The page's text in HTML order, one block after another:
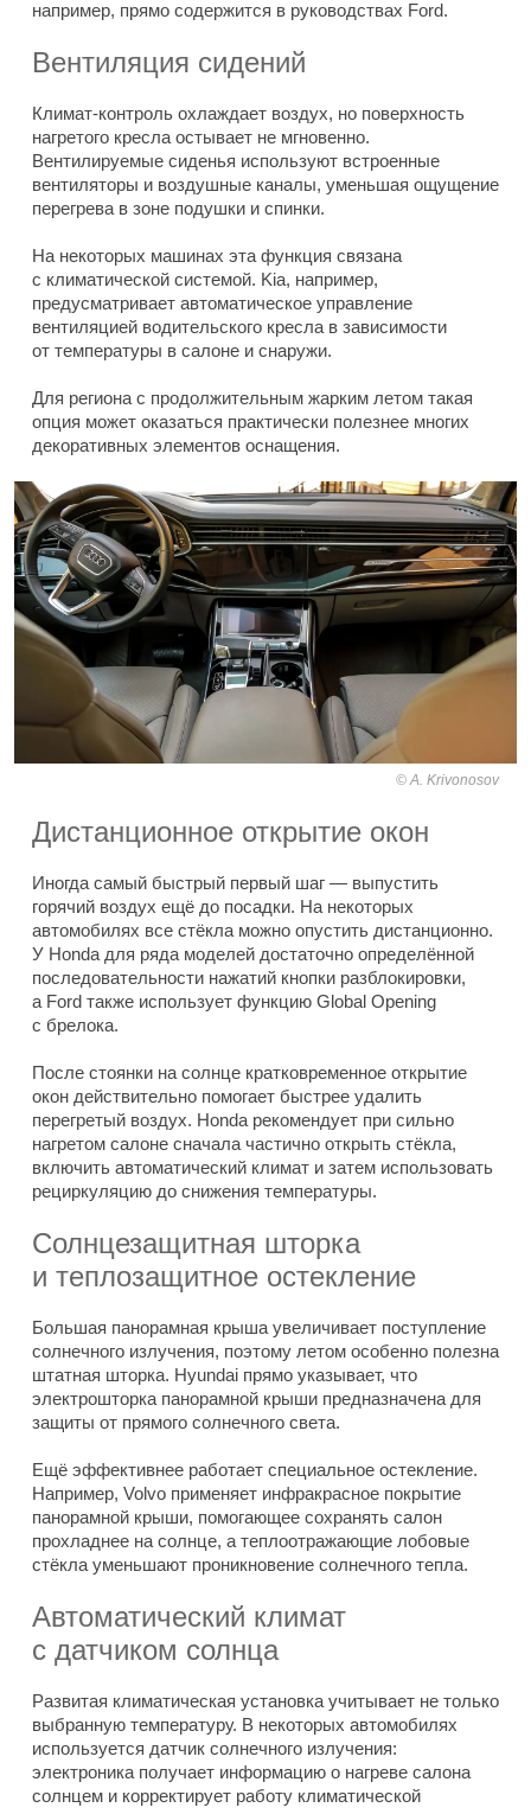
например, прямо содержится в руководствах Ford.
Вентиляция сидений
Климат-контроль охлаждает воздух, но поверхность
нагретого кресла остывает не мгновенно.
Вентилируемые сиденья используют встроенные
вентиляторы и воздушные каналы, уменьшая ощущение
перегрева в зоне подушки и спинки.
На некоторых машинах эта функция связана
с климатической системой. Kia, например,
предусматривает автоматическое управление
вентиляцией водительского кресла в зависимости
от температуры в салоне и снаружи.
Для региона с продолжительным жарким летом такая
опция может оказаться практически полезнее многих
декоративных элементов оснащения.
A. Krivonosov
Дистанционное открытие окон
Иногда самый быстрый первый шаг — выпустить
горячий воздух ещё до посадки. На некоторых
автомобилях все стёкла можно опустить дистанционно.
У Honda для ряда моделей достаточно определённой
последовательности нажатий кнопки разблокировки,
а Ford также использует функцию Global Opening
с брелока.
После стоянки на солнце кратковременное открытие
окон действительно помогает быстрее удалить
перегретый воздух. Honda рекомендует при сильно
нагретом салоне сначала частично открыть стёкла,
включить автоматический климат и затем использовать
рециркуляцию до снижения температуры.
Солнцезащитная шторка
и теплозащитное остекление
Большая панорамная крыша увеличивает поступление
солнечного излучения, поэтому летом особенно полезна
штатная шторка. Hyundai прямо указывает, что
электрошторка панорамной крыши предназначена для
защиты от прямого солнечного света.
Ещё эффективнее работает специальное остекление.
Например, Volvo применяет инфракрасное покрытие
панорамной крыши, помогающее сохранять салон
прохладнее на солнце, а теплоотражающие лобовые
стёкла уменьшают проникновение солнечного тепла.
Автоматический климат
с датчиком солнца
Развитая климатическая установка учитывает не только
выбранную температуру. В некоторых автомобилях
используется датчик солнечного излучения:
электроника получает информацию о нагреве салона
солнцем и корректирует работу климатической